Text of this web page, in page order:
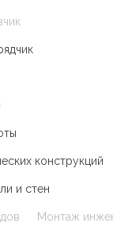
конструкций
и стен
Монтаж